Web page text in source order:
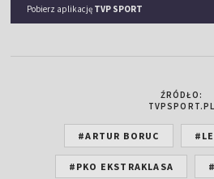
Pobierz aplikację TVP SPORT
ŹRÓDŁO:
TVPSPORT.PL
#ARTUR BORUC
#PKO EKSTRAKLASA